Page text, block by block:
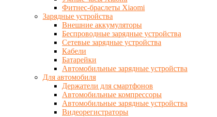
Фитнес-браслеты Xiaomi
Зарядные устройства
Внешние аккумуляторы
Беспроводные зарядные устройства
Сетевые зарядные устройства
Кабели
Батарейки
Автомобильные зарядные устройства
Для автомобиля
Держатели для смартфонов
Автомобильные компрессоры
Автомобильные зарядные устройства
Видеорегистраторы